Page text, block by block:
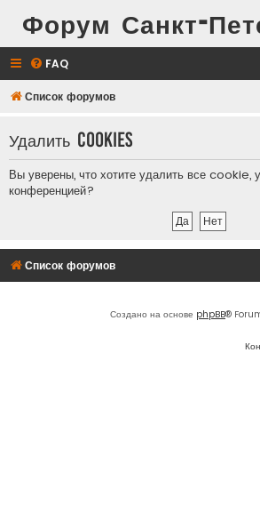
Форум Санкт-
FAQ
Список форумов
Удалить cookies
Вы уверены, что хотите удалить все cookie,
конференцией?
Список форумов
Создано на основе phpBB®